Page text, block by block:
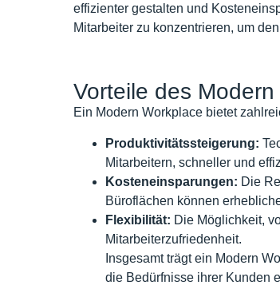
effizienter gestalten und
Mitarbeiter zu konzentrieren, um
Vorteile des
Ein Modern Workplace bietet
Produktivitätssteigerung:
Mitarbeitern, schneller und
Kosteneinsparungen: Die
Büroflächen können
Flexibilität: Die Möglichkeit,
Mitarbeiterzufriedenheit.
Insgesamt trägt ein Modern
die Bedürfnisse ihrer Kunden